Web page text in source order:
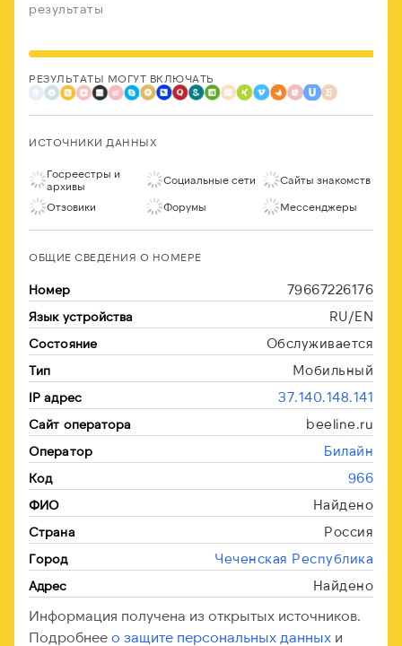
результаты
РЕЗУЛЬТАТЫ МОГУТ ВКЛЮЧАТЬ
ИСТОЧНИКИ ДАННЫХ
Госреестры и
архивы
Социальные сети Сайты знакомств
Отзовики Форумы Мессенджеры
ОБЩИЕ СВЕДЕНИЯ О НОМЕРЕ
Номер 79667226176
Язык устройства RU/EN
Состояние Обслуживается
Тип Мобильный
IP адрес 37.140.148.141
Сайт оператора beeline.ru
Оператор Билайн
Код 966
ФИО Найдено
Страна Россия
Город Чеченская Республика
Адрес Найдено
Информация получена из открытых источников.
Подробнее о защите персональных данных и